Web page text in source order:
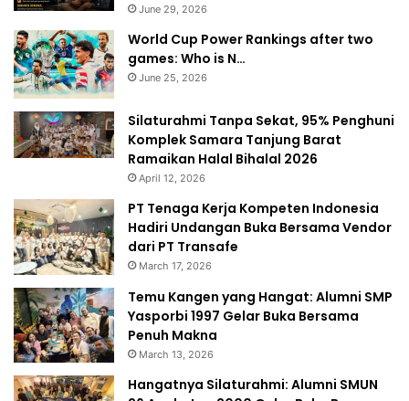
June 29, 2026
World Cup Power Rankings after two
games: Who is N…
June 25, 2026
Silaturahmi Tanpa Sekat, 95% Penghuni
Komplek Samara Tanjung Barat
Ramaikan Halal Bihalal 2026
April 12, 2026
PT Tenaga Kerja Kompeten Indonesia
Hadiri Undangan Buka Bersama Vendor
dari PT Transafe
March 17, 2026
Temu Kangen yang Hangat: Alumni SMP
Yasporbi 1997 Gelar Buka Bersama
Penuh Makna
March 13, 2026
Hangatnya Silaturahmi: Alumni SMUN